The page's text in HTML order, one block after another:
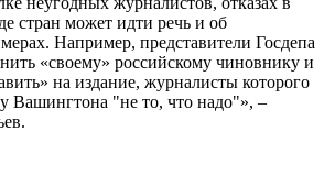
стран может идти речь и об
Например, представители Госдепа
«своему» российскому чиновнику и
на издание, журналисты которого
Вашингтона "не то, что надо"», –